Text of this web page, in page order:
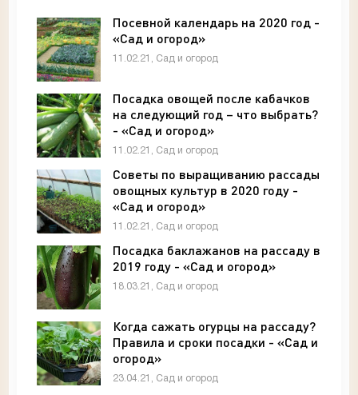
Посевной календарь на 2020 год -
«Сад и огород»
11.02.21, Сад и огород
Посадка овощей после кабачков
на следующий год – что выбрать?
- «Сад и огород»
11.02.21, Сад и огород
Советы по выращиванию рассады
овощных культур в 2020 году -
«Сад и огород»
11.02.21, Сад и огород
Посадка баклажанов на рассаду в
2019 году - «Сад и огород»
18.03.21, Сад и огород
Когда сажать огурцы на рассаду?
Правила и сроки посадки - «Сад и
огород»
23.04.21, Сад и огород